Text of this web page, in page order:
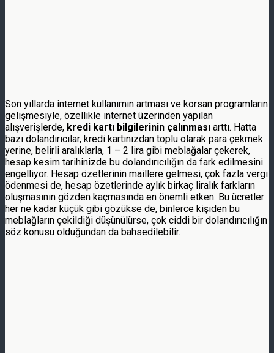
Son yıllarda internet kullanımın artması ve korsan programların
gelişmesiyle, özellikle internet üzerinden yapılan
alışverişlerde, kredi kartı bilgilerinin çalınması arttı. Hatta
bazı dolandırıcılar, kredi kartınızdan toplu olarak para çekmek
yerine, belirli aralıklarla, 1 – 2 lira gibi meblağalar çekerek,
hesap kesim tarihinizde bu dolandırıcılığın da fark edilmesini
engelliyor. Hesap özetlerinin maillere gelmesi, çok fazla vergi
ödenmesi de, hesap özetlerinde aylık birkaç liralık farkların
oluşmasının gözden kaçmasında en önemli etken. Bu ücretler
her ne kadar küçük gibi gözükse de, binlerce kişiden bu
meblağların çekildiği düşünülürse, çok ciddi bir dolandırıcılığın
söz konusu olduğundan da bahsedilebilir.